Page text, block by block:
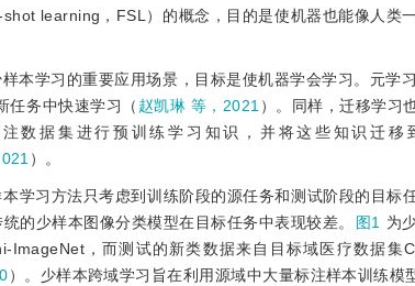
learning，FSL）的概念，目的是使机器也能像人类
本学习的重要应用场景，目标是使机器学会学习。元学
任务中快速学习（ 赵凯琳 等，2021 ）。同样，迁移学习
数据集进行预训练学习知识，并将这些知识迁
）。
学习方法只考虑到训练阶段的源任务和测试阶段的目
的少样本图像分类模型在目标任务中表现较差。
图1 为
ImageNet，而测试的新类数据来自目标域医疗数据
）。少样本跨域学习旨在利用源域中大量标注样本训练